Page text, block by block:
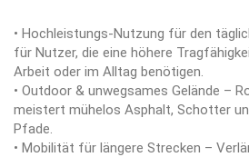
• Hochleistungs-Nutzung für den
für Nutzer, die eine höhere
Arbeit oder im Alltag benötigen.
• Outdoor & unwegsames Gelände –
meistert mühelos Asphalt, Schotter
Pfade.
• Mobilität für längere Strecken –